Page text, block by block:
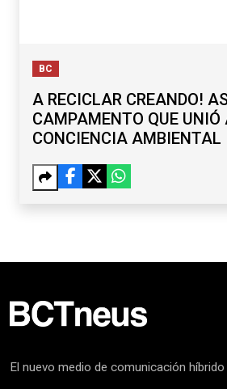
BC
A RECICLAR CREANDO!
CAMPAMENTO QUE UNIÓ
CONCIENCIA AMBIENTAL
El nuevo medio de comunicación